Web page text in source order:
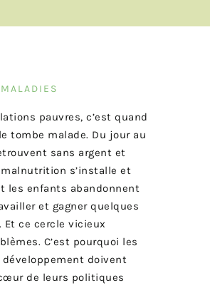
pauvres, c’est quand
tombe malade. Du jour au
sans argent et
s’installe et
les enfants abandonnent
et gagner quelques
Et ce cercle vicieux
C’est pourquoi les
doivent
de leurs politiques